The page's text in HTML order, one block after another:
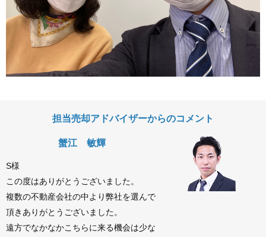
担当売却アドバイザーからのコメント
蟹江 敏輝
S様
この度はありがとうございました。
複数の不動産会社の中より弊社を選んで
頂きありがとうございました。
遠方でなかなかこちらに来る機会は少な